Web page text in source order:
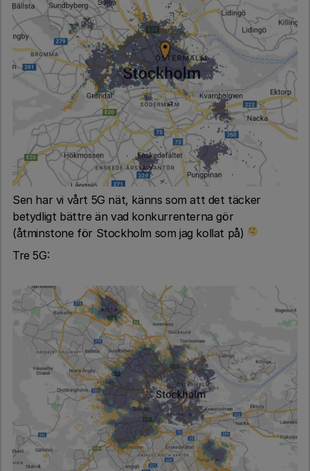
Sen har vi vårt 5G nät, känns som att det täcker
betydligt bättre än vad konkurrenterna gör
(åtminstone för Stockholm som jag kollat på)
Tre 5G: